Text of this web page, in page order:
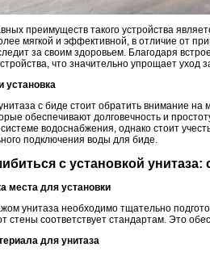
преимуществ такого устройства
мягкой и эффективной, в отличие от
за своим здоровьем. Благодаря
что значительно упрощает уход
установка
с биде стоит обратить внимание
обеспечивают долговечность и
водоснабжения, однако стоит
подключения воды для биде.
с установкой
места для установки
унитаза необходимо тщательно
стены соответствует стандартам. Это
для унитаза